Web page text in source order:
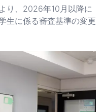
り、2026年10月以降に
生に係る審査基準の変更